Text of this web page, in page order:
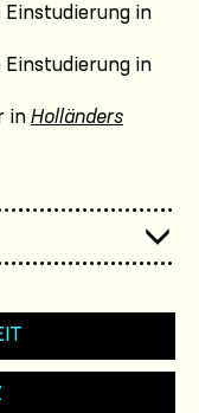
Einstudierung in
Einstudierung in
in Holländers